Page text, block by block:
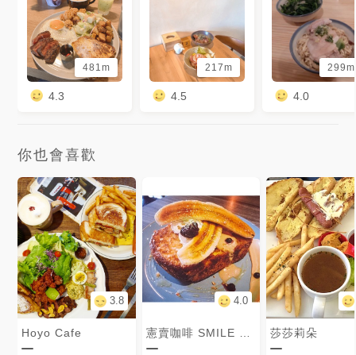
481m
4.3
217m
4.5
299m
4.0
你也會喜歡
3.8
Hoyo Cafe
4.0
莎莎莉朵